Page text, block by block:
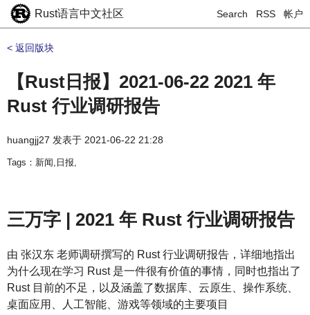
Rust语言中文社区 Search RSS 帐户
< 返回版块
【Rust日报】2021-06-22 2021 年
Rust 行业调研报告
huangjj27 发表于 2021-06-22 21:28
Tags：新闻,日报,
三万字 | 2021 年 Rust 行业调研报告
由 张汉东 老师调研撰写的 Rust 行业调研报告，详细地指出
为什么现在学习 Rust 是一件很有价值的事情，同时也指出了
Rust 目前的不足，以及涵盖了数据库、云原生、操作系统、
桌面应用、人工智能、游戏等领域的主要项目